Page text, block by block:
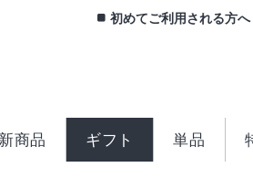
新商品 ギフト 単品
初めてご利用される方へ